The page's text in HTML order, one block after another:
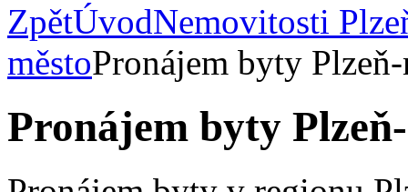
ZpětÚvodNemovitosti
městoPronájem byty
Pronájem byty